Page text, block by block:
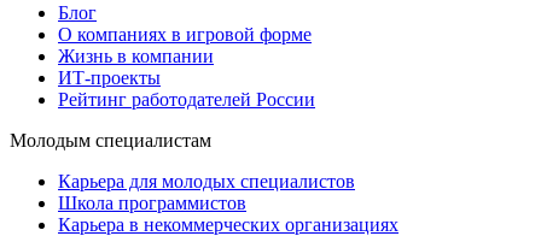
Блог
О компаниях в игровой форме
Жизнь в компании
ИТ-проекты
Рейтинг работодателей России
Молодым специалистам
Карьера для молодых специалистов
Школа программистов
Карьера в некоммерческих организациях